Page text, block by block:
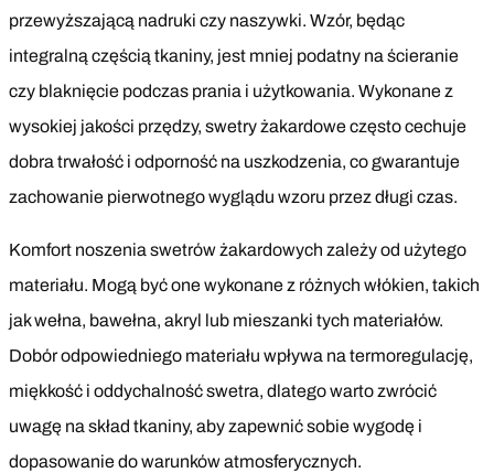
przewyższającą nadruki czy naszywki. Wzór, będąc
integralną częścią tkaniny, jest mniej podatny na ścieranie
czy blaknięcie podczas prania i użytkowania. Wykonane z
wysokiej jakości przędzy, swetry żakardowe często cechuje
dobra trwałość i odporność na uszkodzenia, co gwarantuje
zachowanie pierwotnego wyglądu wzoru przez długi czas.
Komfort noszenia swetrów żakardowych zależy od użytego
materiału. Mogą być one wykonane z różnych włókien, takich
jak wełna, bawełna, akryl lub mieszanki tych materiałów.
Dobór odpowiedniego materiału wpływa na termoregulację,
miękkość i oddychalność swetra, dlatego warto zwrócić
uwagę na skład tkaniny, aby zapewnić sobie wygodę i
dopasowanie do warunków atmosferycznych.